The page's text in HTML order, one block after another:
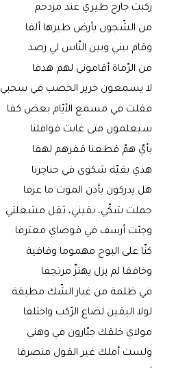
ركبت جارح طيري عند مزدحم
من الشّجون بأرض طيرها ألفا
وقام بيني وبين النّاس لي رصد
من الرّماة أقاموني لهم هدفا
لا يسمعون خرير الخصب في سحبي
فقلت في مسمع الأيّام بعض كفا
سيعلمون متى غابت قوافلنا
بأيّ همّ قطعنا قفرهم لهفا
هذي بقيّة شكوى في حناجرنا
هل يدركون بأذن الموت ما عزفا
حملت شكّي، يقيني، ثقل مشغلتي
وجئت أرسف في فوضاي معترفا
كنّا على البوح مهموما وقافية
وخافقا لم يزل يهتزّ مرتجفا
في ظلمة من غبار الشّك مطبقة
لولا اليقين لضاع الرّكب واختلفا
مولاي خلقك جبّارون في وهني
ولست أملك غير القول منصرفا